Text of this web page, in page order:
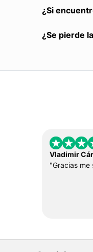
¿Si
¿Se pierde
Vladimir
"Gracias me